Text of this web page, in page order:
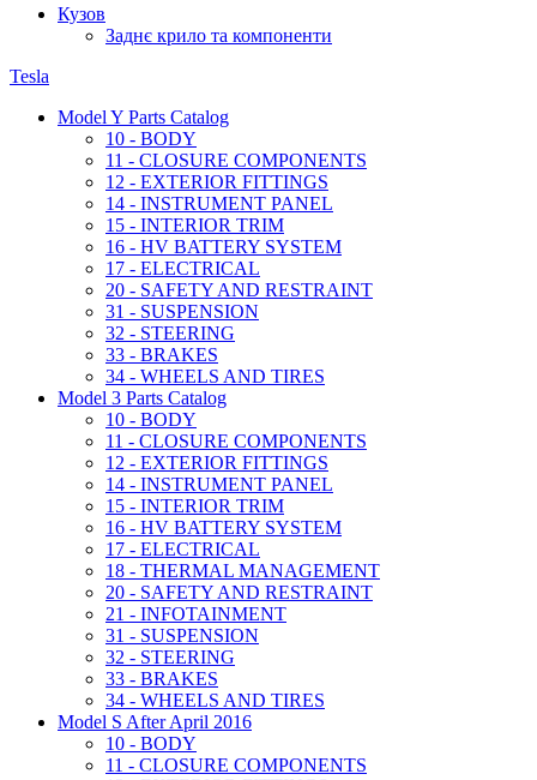
Кузов
Заднє крило та компоненти
Tesla
Model Y Parts Catalog
10 - BODY
11 - CLOSURE COMPONENTS
12 - EXTERIOR FITTINGS
14 - INSTRUMENT PANEL
15 - INTERIOR TRIM
16 - HV BATTERY SYSTEM
17 - ELECTRICAL
20 - SAFETY AND RESTRAINT
31 - SUSPENSION
32 - STEERING
33 - BRAKES
34 - WHEELS AND TIRES
Model 3 Parts Catalog
10 - BODY
11 - CLOSURE COMPONENTS
12 - EXTERIOR FITTINGS
14 - INSTRUMENT PANEL
15 - INTERIOR TRIM
16 - HV BATTERY SYSTEM
17 - ELECTRICAL
18 - THERMAL MANAGEMENT
20 - SAFETY AND RESTRAINT
21 - INFOTAINMENT
31 - SUSPENSION
32 - STEERING
33 - BRAKES
34 - WHEELS AND TIRES
Model S After April 2016
10 - BODY
11 - CLOSURE COMPONENTS